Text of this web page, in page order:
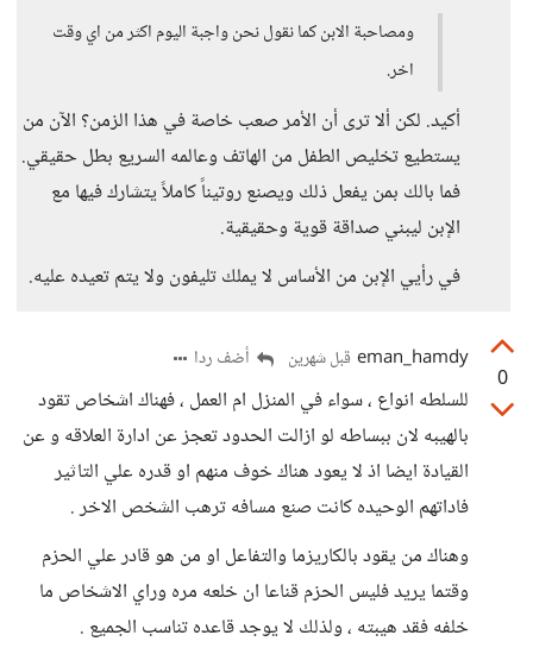
ومصاحبة الابن كما نقول نحن واجبة اليوم اكثر من اي وقت
اخر.
أكيد. لكن ألا ترى أن الأمر صعب خاصة في هذا الزمن؟ الآن من
يستطيع تخليص الطفل من الهاتف وعالمه السريع بطل حقيقي.
فما بالك بمن يفعل ذلك ويصنع روتيناً كاملاً يتشارك فيها مع
الإبن ليبني صداقة قوية وحقيقية.
في رأيي الإبن من الأساس لا يملك تليفون ولا يتم تعيده عليه.
0
eman_hamdy قبل شهرين أضف ردا
للسلطه انواع ، سواء في المنزل ام العمل ، فهناك اشخاص تقود
بالهيبه لان ببساطه لو ازالت الحدود تعجز عن ادارة العلاقه و عن
القيادة ايضا اذ لا يعود هناك خوف منهم او قدره علي التاثير
فاداتهم الوحيده كانت صنع مسافه ترهب الشخص الاخر .
وهناك من يقود بالكاريزما والتفاعل او من هو قادر علي الحزم
وقتما يريد فليس الحزم قناعا ان خلعه مره وراي الاشخاص ما
خلفه فقد هيبته ، ولذلك لا يوجد قاعده تناسب الجميع .